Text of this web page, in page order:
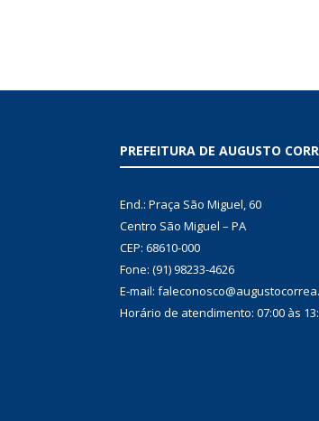
PREFEITURA DE AUGUSTO
End.: Praça São Miguel, 60
Centro São Miguel – PA
CEP: 68610-000
Fone: (91) 98233-4626
E-mail:
Horário de atendimento: 07:00 às